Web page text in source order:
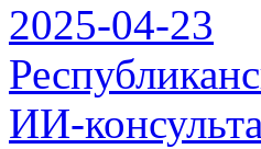
2025-04-23
ИИ-